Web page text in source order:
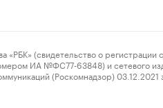
(свидетельство о регистрации
ИА №ФС77-63848) и сетевого
(Роскомнадзор)